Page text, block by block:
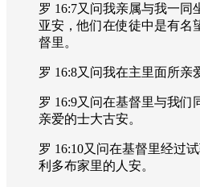
罗 16:7又问我亲属与我一同
亚安，他们在使徒中是有名
督里。
罗 16:8又问我在主里面所亲
罗 16:9又问在基督里与我们
亲爱的士大古安。
罗 16:10又问在基督里经过
利多布家里的人安。